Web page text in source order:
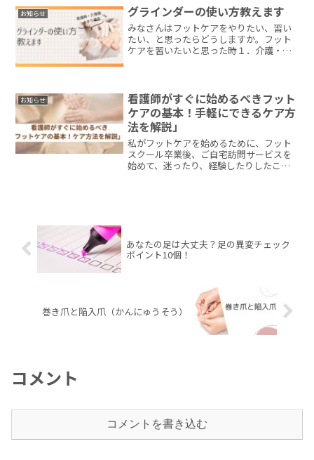
行っています。
お知らせ グラインダーの使い方教えます
みなさんはフットケアをやりたい、習い
たい、と思ったらどうしますか。フット
ケアを習いたいと思った時１．介護・看
くもちろん、足や爪の解...
お知らせ
看護師がすぐに始めるべきフット
ケアの基本！手軽にできるケア方
法を解説」
私がフットケアを始めるために、フット
スクール卒業後、ご自宅訪問サービスを
始めて、迷ったり、経験したりしたこと
あなたの足は大丈夫？足の異変チェック
ポイント10個！
巻き爪と陥入爪（かんにゅうそう）
コメント
コメントを書き込む